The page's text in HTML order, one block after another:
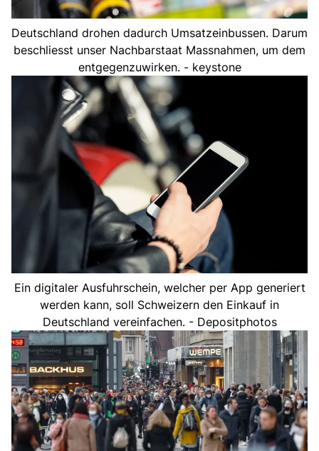
Deutschland drohen dadurch Umsatzeinbussen. Darum
beschliesst unser Nachbarstaat Massnahmen, um dem
entgegenzuwirken. - keystone
Ein digitaler Ausfuhrschein, welcher per App generiert
werden kann, soll Schweizern den Einkauf in
Deutschland vereinfachen. - Depositphotos